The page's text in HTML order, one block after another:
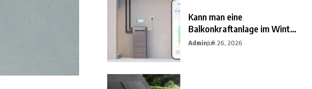
Kann man eine
Balkonkraftanlage im Winter
nutzen?
AdminJuli 26, 2026